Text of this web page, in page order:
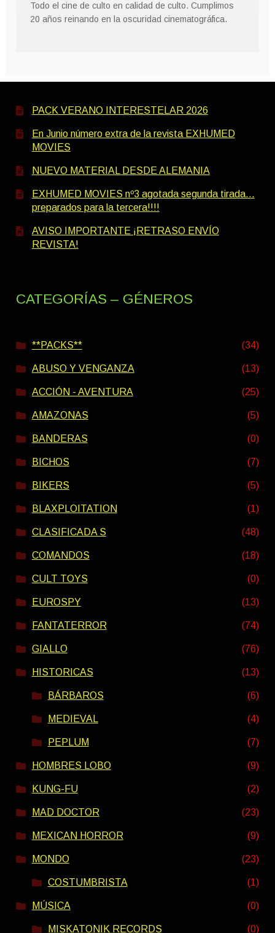
Todo el cine de culto en calidad de culto. Cumplimos
20 años reinando en la oscuridad cinematográfica.
PACK VERANO INTERESTELAR 2026
En Junio número extra de la revista EXHUMED
MOVIES
NUEVO MATERIAL DESDE ALEMANIA
EXHUMED MOVIES nº3 agotada segunda tirada…
preparados para la tercera!!!!
AVISO IMPORTANTE ¡RETRASO ENVÍO
REVISTA!
CATEGORÍAS – GÉNEROS
**PACKS** (34)
ABUSO Y VENGANZA (13)
ACCIÓN - AVENTURA (25)
AMAZONAS (5)
BANDERAS (0)
BICHOS (7)
BIKERS (5)
BLAXPLOITATION (1)
CLASIFICADA S (48)
COMANDOS (18)
CULT TOYS (0)
EUROSPY (13)
FANTATERROR (74)
GIALLO (76)
HISTORICAS (13)
BÁRBAROS (6)
MEDIEVAL (4)
PEPLUM (7)
HOMBRES LOBO (9)
KUNG-FU (2)
MAD DOCTOR (23)
MEXICAN HORROR (9)
MONDO (23)
COSTUMBRISTA (1)
MÚSICA (0)
MISKATONIK RECORDS (0)